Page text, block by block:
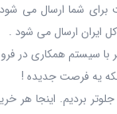
برای شما ارسال می
ایران ارسال می شود .
با سیستم همکاری در
یه فرصت جدیده !
جلوتر بردیم. اینجا هر